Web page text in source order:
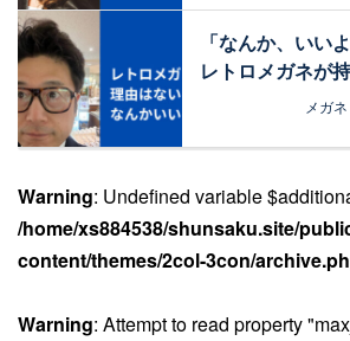
「なんか、いい
レトロメガネが
メガネ
Warning: Undefined variable
/home/xs884538/shunsaku.site/
content/themes/2col-3con/
Warning: Attempt to read property